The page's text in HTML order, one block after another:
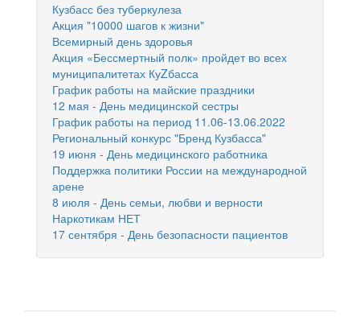
Кузбасс без туберкулеза
Акция "10000 шагов к жизни"
Всемирный день здоровья
Акция «Бессмертный полк» пройдет во всех
муниципалитетах КуZбасса
График работы на майские праздники
12 мая - День медицинской сестры
График работы на период 11.06-13.06.2022
Региональный конкурс "Бренд Кузбасса"
19 июня - День медицинского работника
Поддержка политики России на международной
арене
8 июля - День семьи, любви и верности
Наркотикам НЕТ
17 сентября - День безопасности пациентов